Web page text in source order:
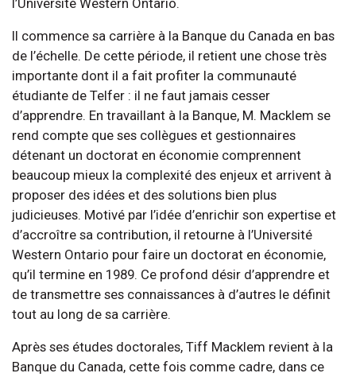
Il commence sa carrière à la Banque du Canada en bas
de l’échelle. De cette période, il retient une chose très
importante dont il a fait profiter la communauté
étudiante de Telfer : il ne faut jamais cesser
d’apprendre. En travaillant à la Banque, M. Macklem se
rend compte que ses collègues et gestionnaires
détenant un doctorat en économie comprennent
beaucoup mieux la complexité des enjeux et arrivent à
proposer des idées et des solutions bien plus
judicieuses. Motivé par l’idée d’enrichir son expertise et
d’accroître sa contribution, il retourne à l’Université
Western Ontario pour faire un doctorat en économie,
qu’il termine en 1989. Ce profond désir d’apprendre et
de transmettre ses connaissances à d’autres le définit
tout au long de sa carrière.
Après ses études doctorales, Tiff Macklem revient à la
Banque du Canada, cette fois comme cadre, dans ce